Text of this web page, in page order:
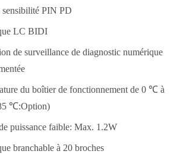
sensibilité PIN PD
LC BIDI
de surveillance de diagnostic numérique
du boîtier de fonctionnement de 0 ℃ à
℃:Option)
puissance faible: Max. 1.2W
branchable à 20 broches